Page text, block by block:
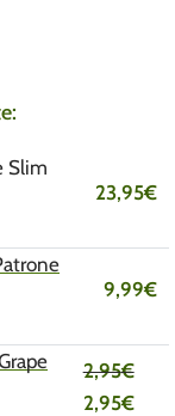
Slim
23,95€
9,99€
2,95€
2,95€